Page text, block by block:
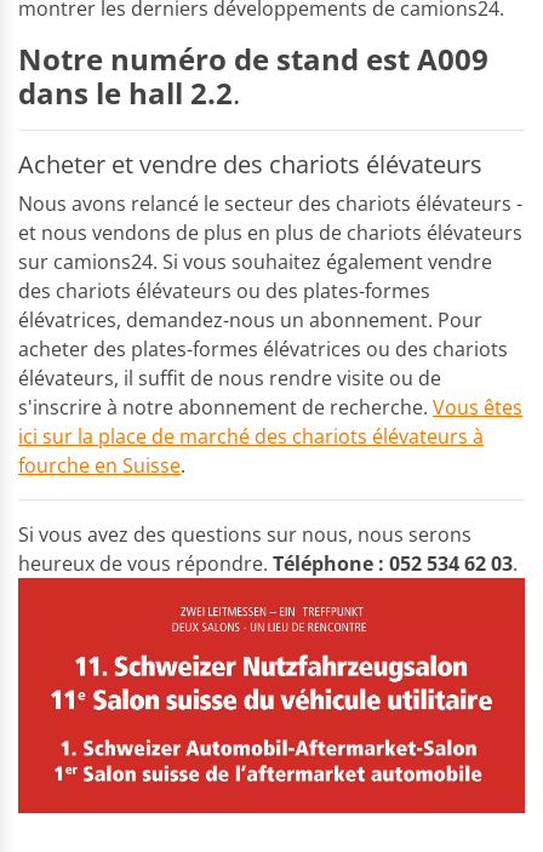
montrer les derniers développements de camions24.
Notre numéro de stand est A009
dans le hall 2.2.
Acheter et vendre des chariots élévateurs
Nous avons relancé le secteur des chariots élévateurs -
et nous vendons de plus en plus de chariots élévateurs
sur camions24. Si vous souhaitez également vendre
des chariots élévateurs ou des plates-formes
élévatrices, demandez-nous un abonnement. Pour
acheter des plates-formes élévatrices ou des chariots
élévateurs, il suffit de nous rendre visite ou de
s'inscrire à notre abonnement de recherche. Vous êtes
ici sur la place de marché des chariots élévateurs à
fourche en Suisse.
Si vous avez des questions sur nous, nous serons
heureux de vous répondre. Téléphone : 052 534 62 03.